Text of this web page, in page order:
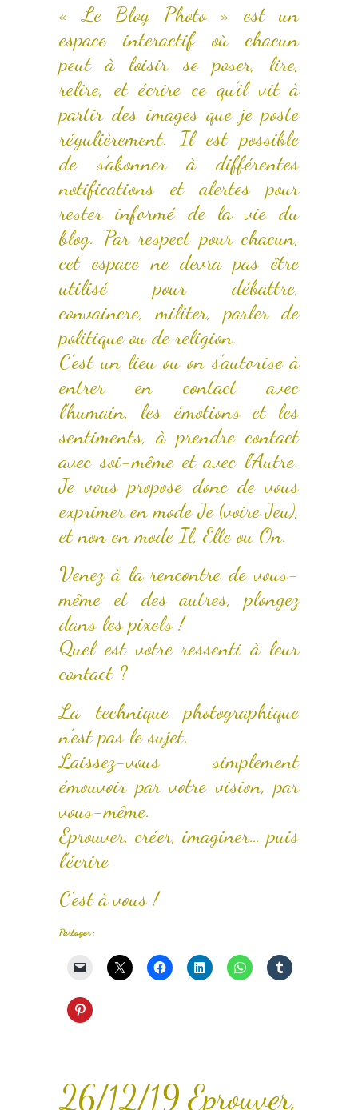
« Le Blog Photo » est un
espace interactif où chacun
peut à loisir se poser, lire,
relire, et écrire ce qu’il vit à
partir des images que je poste
régulièrement. Il est possible
de s’abonner à différentes
notifications et alertes pour
rester informé de la vie du
blog. Par respect pour chacun,
cet espace ne devra pas être
utilisé pour débattre,
convaincre, militer, parler de
politique ou de religion.
C’est un lieu ou on s’autorise à
entrer en contact avec
l’humain, les émotions et les
sentiments, à prendre contact
avec soi-même et avec l’Autre.
Je vous propose donc de vous
exprimer en mode Je (voire Jeu),
et non en mode Il, Elle ou On.
Venez à la rencontre de vous-
même et des autres, plongez
dans les pixels !
Quel est votre ressenti à leur
contact ?
La technique photographique
n’est pas le sujet.
Laissez-vous simplement
émouvoir par votre vision, par
vous-même.
Eprouver, créer, imaginer… puis
l’écrire
C’est à vous !
Partager :
26/12/19 Eprouver,